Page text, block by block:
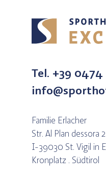
Home
Tel. +39 0474
Familie Erlacher
Str. Al Plan dessora 2
I-39030 St. Vigil in
Kronplatz . Südtirol